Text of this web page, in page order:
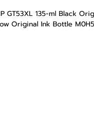
135-ml Black
Original Ink Bottle